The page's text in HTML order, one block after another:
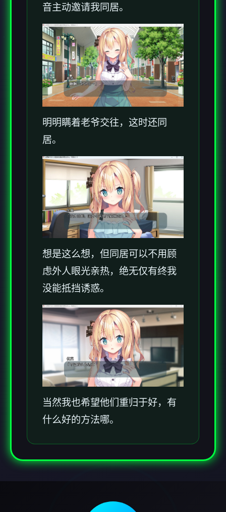
音主动邀请我同居。
明明瞒着老爷交往，这时还同
居。
想是这么想，但同居可以不用顾
虑外人眼光亲热，绝无仅有终我
没能抵挡诱惑。
当然我也希望他们重归于好，有
什么好的方法哪。